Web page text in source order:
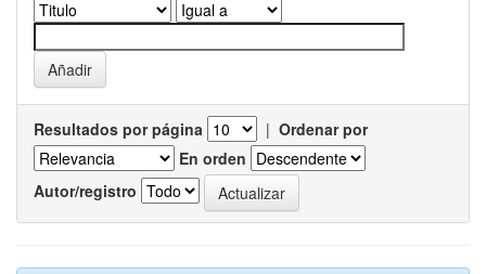
Resultados por página | Ordenar por
En orden
Autor/registro